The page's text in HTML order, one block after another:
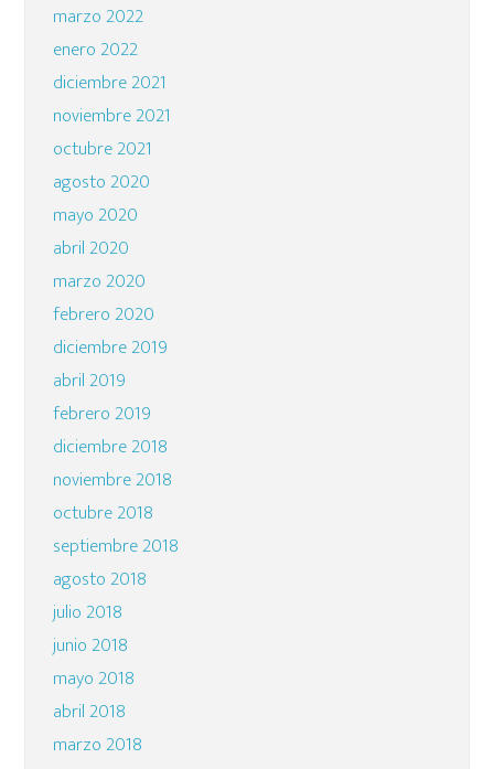
marzo 2022
enero 2022
diciembre 2021
noviembre 2021
octubre 2021
agosto 2020
mayo 2020
abril 2020
marzo 2020
febrero 2020
diciembre 2019
abril 2019
febrero 2019
diciembre 2018
noviembre 2018
octubre 2018
septiembre 2018
agosto 2018
julio 2018
junio 2018
mayo 2018
abril 2018
marzo 2018